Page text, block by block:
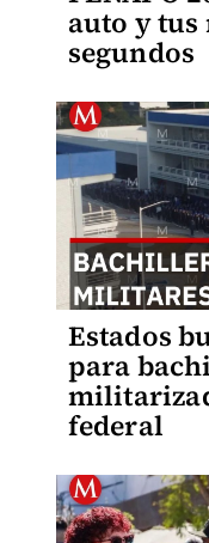
auto y
segundos
Estados
para
federal